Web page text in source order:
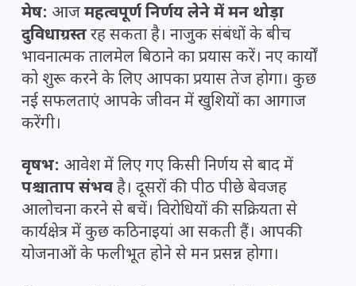
मेष: आजमहत्वपूर्ण निर्णय लेने में मन थोड़ा
दुविधाग्रस्तरह सकता है। नाजुक संबंधों के बीच
भावनात्मक तालमेल बिठाने का प्रयास करें। नए कार्यों
को शुरू करने के लिए आपका प्रयास तेज होगा। कुछ
नई सफलताएं आपके जीवन में खुशियों का आगाज
करेंगी।
वृषभ: आवेश में लिए गए किसी निर्णय से बाद में
पश्चाताप संभवहै। दूसरों की पीठ पीछे बेवजह
आलोचना करने से बचें। विरोधियों की सक्रियता से
कार्यक्षेत्र में कुछ कठिनाइयां आ सकती हैं। आपकी
योजनाओं के फलीभूत होने से मन प्रसन्न होगा।